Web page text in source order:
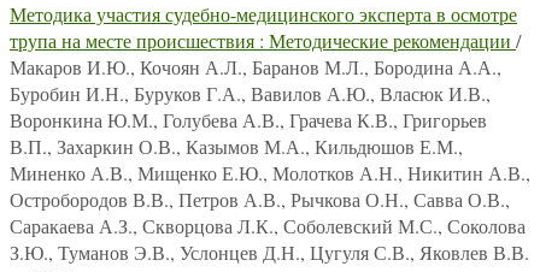
Методика участия судебно-медицинского эксперта в осмотре
трупа на месте происшествия : Методические рекомендации /
Макаров И.Ю., Кочоян А.Л., Баранов М.Л., Бородина А.А.,
Буробин И.Н., Буруков Г.А., Вавилов А.Ю., Власюк И.В.,
Воронкина Ю.М., Голубева А.В., Грачева К.В., Григорьев
В.П., Захаркин О.В., Казымов М.А., Кильдюшов Е.М.,
Миненко А.В., Мищенко Е.Ю., Молотков А.Н., Никитин А.В.,
Остробородов В.В., Петров А.В., Рычкова О.Н., Савва О.В.,
Саракаева А.З., Скворцова Л.К., Соболевский М.С., Соколова
З.Ю., Туманов Э.В., Услонцев Д.Н., Цугуля С.В., Яковлев В.В.